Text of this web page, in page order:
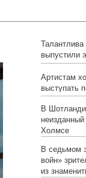
выпустили
авторства
Артистам
выступать
В
Холмсе
В седьмом
войн»
из